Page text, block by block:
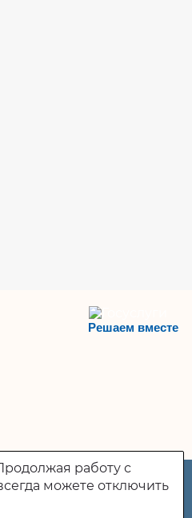
Решаем вместе
р.п. Колышлей, ул. пл.
работу с
можете отключить